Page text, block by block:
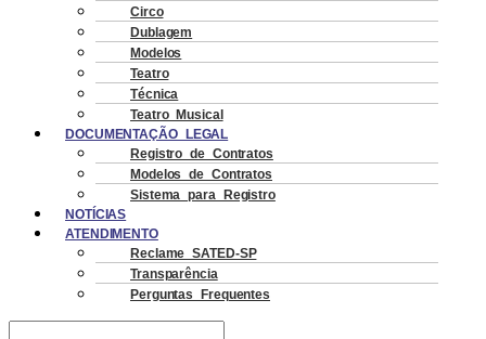
Circo
Dublagem
Modelos
Teatro
Técnica
Teatro Musical
DOCUMENTAÇÃO LEGAL
Registro de Contratos
Modelos de Contratos
Sistema para Registro
NOTÍCIAS
ATENDIMENTO
Reclame SATED-SP
Transparência
Perguntas Frequentes